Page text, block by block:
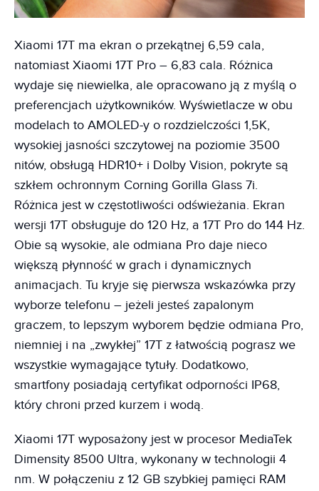
Xiaomi 17T ma ekran o przekątnej 6,59 cala,
natomiast Xiaomi 17T Pro – 6,83 cala. Różnica
wydaje się niewielka, ale opracowano ją z myślą o
preferencjach użytkowników. Wyświetlacze w obu
modelach to AMOLED-y o rozdzielczości 1,5K,
wysokiej jasności szczytowej na poziomie 3500
nitów, obsługą HDR10+ i Dolby Vision, pokryte są
szkłem ochronnym Corning Gorilla Glass 7i.
Różnica jest w częstotliwości odświeżania. Ekran
wersji 17T obsługuje do 120 Hz, a 17T Pro do 144 Hz.
Obie są wysokie, ale odmiana Pro daje nieco
większą płynność w grach i dynamicznych
animacjach. Tu kryje się pierwsza wskazówka przy
wyborze telefonu – jeżeli jesteś zapalonym
graczem, to lepszym wyborem będzie odmiana Pro,
niemniej i na „zwykłej” 17T z łatwością pograsz we
wszystkie wymagające tytuły. Dodatkowo,
smartfony posiadają certyfikat odporności IP68,
który chroni przed kurzem i wodą.
Xiaomi 17T wyposażony jest w procesor MediaTek
Dimensity 8500 Ultra, wykonany w technologii 4
nm. W połączeniu z 12 GB szybkiej pamięci RAM